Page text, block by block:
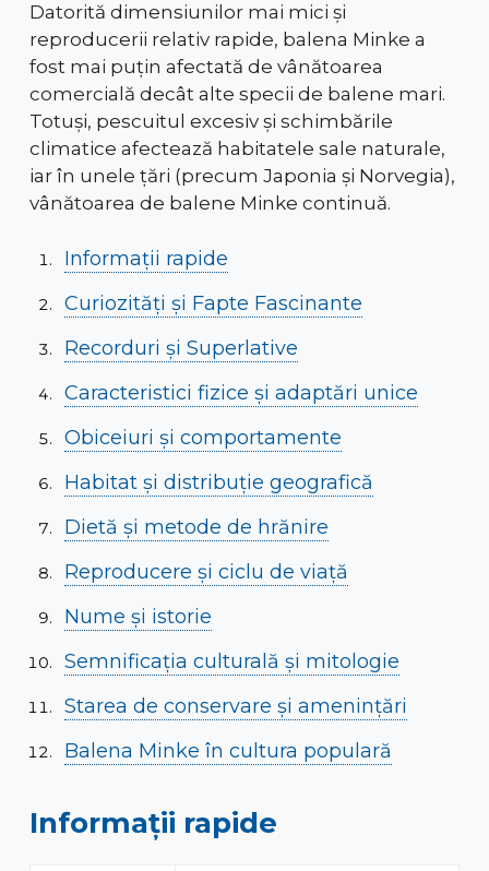
Datorită dimensiunilor mai mici și
reproducerii relativ rapide, balena Minke a
fost mai puțin afectată de vânătoarea
comercială decât alte specii de balene mari.
Totuși, pescuitul excesiv și schimbările
climatice afectează habitatele sale naturale,
iar în unele țări (precum Japonia și Norvegia),
vânătoarea de balene Minke continuă.
Informații rapide
Curiozități și Fapte Fascinante
Recorduri și Superlative
Caracteristici fizice și adaptări unice
Obiceiuri și comportamente
Habitat și distribuție geografică
Dietă și metode de hrănire
Reproducere și ciclu de viață
Nume și istorie
Semnificația culturală și mitologie
Starea de conservare și amenințări
Balena Minke în cultura populară
Informații rapide